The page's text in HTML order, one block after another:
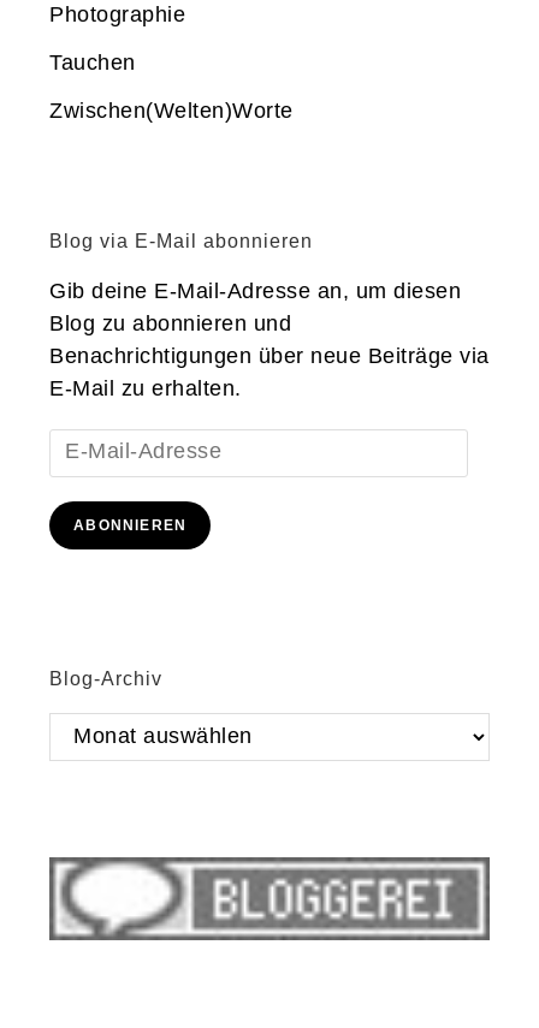
Photographie
Tauchen
Zwischen(Welten)Worte
Blog via E-Mail abonnieren
Gib deine E-Mail-Adresse an, um diesen
Blog zu abonnieren und
Benachrichtigungen über neue Beiträge via
E-Mail zu erhalten.
E-
Mail-
Adresse
ABONNIEREN
Blog-Archiv
Blog-
Archiv